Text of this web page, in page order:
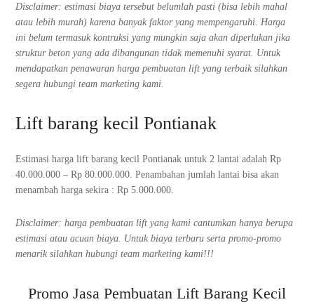
Disclaimer: estimasi biaya tersebut belumlah pasti (bisa lebih mahal
atau lebih murah) karena banyak faktor yang mempengaruhi. Harga
ini belum termasuk kontruksi yang mungkin saja akan diperlukan jika
struktur beton yang ada dibangunan tidak memenuhi syarat. Untuk
mendapatkan penawaran harga pembuatan lift yang terbaik silahkan
segera hubungi team marketing kami.
Lift barang kecil Pontianak
Estimasi harga lift barang kecil Pontianak untuk 2 lantai adalah Rp
40.000.000 – Rp 80.000.000. Penambahan jumlah lantai bisa akan
menambah harga sekira : Rp 5.000.000.
Disclaimer: harga pembuatan lift yang kami cantumkan hanya berupa
estimasi atau acuan biaya. Untuk biaya terbaru serta promo-promo
menarik silahkan hubungi team marketing kami!!!
Promo Jasa Pembuatan Lift Barang Kecil